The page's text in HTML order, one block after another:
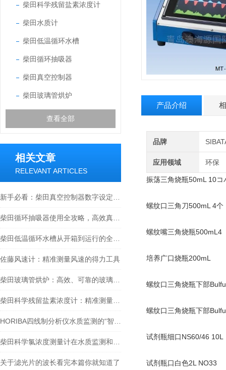
柴田科学残留盐素浓度计
柴田水质计
柴田低温循环水槽
柴田循环抽吸器
柴田真空控制器
柴田玻璃管烘炉
查看全部
相关文章
RELEVANT ARTICLES
佐藤风速计：精准测量风速的得力工具
关于滤光片的波长看完本篇你就知道了
产品介绍
品牌
应用领域 环保
振荡三角烧瓶50mL 10コ
螺纹口三角刀500mL 4个
螺纹嘴三角烧瓶500mL4
培养广口烧瓶200mL
螺纹口三角烧瓶下部
螺纹口三角烧瓶下部
试剂瓶细口NS60/46 10L
试剂瓶口白色2L NO33